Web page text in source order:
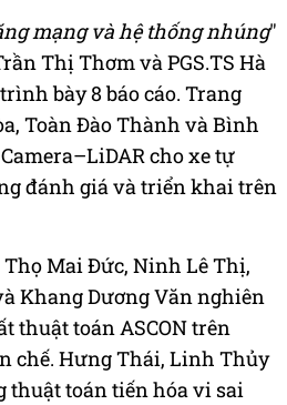
mạng và hệ thống nhúng"
Thị Thơm và PGS.TS Hà
bày 8 báo cáo. Trang
Toàn Đào Thành và Bình
cho xe tự
đánh giá và triển khai trên
Mai Đức, Ninh Lê Thị,
Khang Dương Văn nghiên
thuật toán ASCON trên
chế. Hưng Thái, Linh Thủy
thuật toán tiến hóa vi sai